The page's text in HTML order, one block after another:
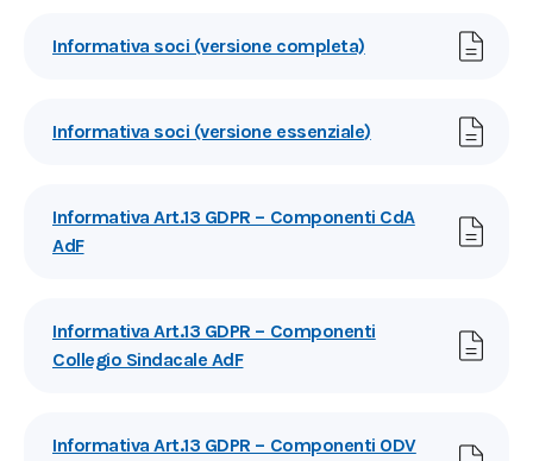
Informativa soci (versione completa)
Informativa soci (versione essenziale)
Informativa Art.13 GDPR – Componenti CdA
AdF
Informativa Art.13 GDPR – Componenti
Collegio Sindacale AdF
Informativa Art.13 GDPR – Componenti ODV